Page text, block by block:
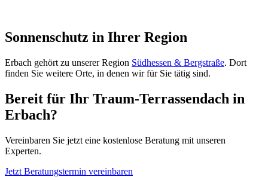
Sonnenschutz in Ihrer Region
Erbach gehört zu unserer Region Südhessen & Bergstraße. Dort
finden Sie weitere Orte, in denen wir für Sie tätig sind.
Bereit für Ihr Traum-Terrassendach in
Erbach?
Vereinbaren Sie jetzt eine kostenlose Beratung mit unseren
Experten.
Jetzt Beratungstermin vereinbaren